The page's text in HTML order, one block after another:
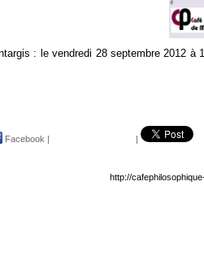
: le vendredi 28 septembre 2012 à
Facebook | |
http://